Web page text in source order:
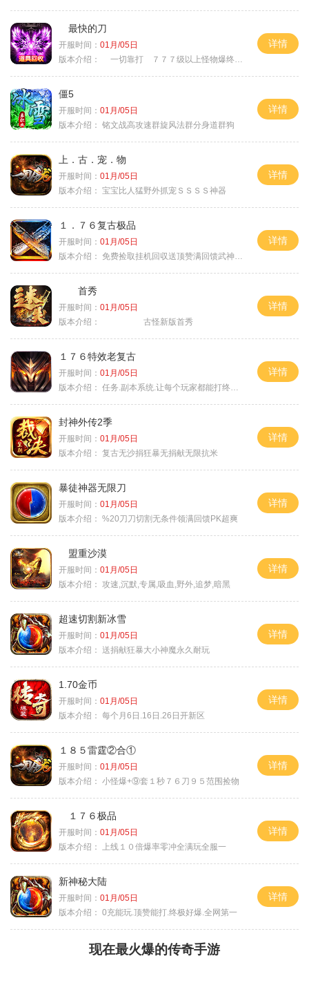
最快的刀
开服时间： 01月/05日
版本介绍：
一切靠打 ７７７级以上怪物爆终极
详情
僵5
开服时间： 01月/05日
版本介绍： 铭文战高攻速群旋风法群分身道群狗
详情
上．古．宠．物
开服时间： 01月/05日
版本介绍： 宝宝比人猛野外抓宠ＳＳＳＳ神器
详情
１．７６复古极品
开服时间： 01月/05日
版本介绍： 免费捡取挂机回収送顶赞满回馈武神之力
详情
首秀
开服时间： 01月/05日
版本介绍：
古怪新版首秀
详情
１７６特效老复古
开服时间： 01月/05日
版本介绍： 任务.副本系统.让每个玩家都能打终极BOSS
详情
封神外传2季
开服时间： 01月/05日
版本介绍： 复古无沙捐狂暴无捐献无限抗米
详情
暴徒神器无限刀
开服时间： 01月/05日
版本介绍： %20刀刀切割无条件领满回馈PK超爽
详情
盟重沙漠
开服时间： 01月/05日
版本介绍： 攻速,沉默,专属,吸血,野外,追梦,暗黑
详情
超速切割新冰雪
开服时间： 01月/05日
版本介绍： 送捐献狂暴大小神魔永久耐玩
详情
1.70金币
开服时间： 01月/05日
版本介绍： 每个月6日.16日.26日开新区
详情
１８５雷霆②合①
开服时间： 01月/05日
版本介绍： 小怪爆+⑨套１秒７６刀９５范围捡物
详情
１７６极品
开服时间： 01月/05日
版本介绍：
上线１０倍爆率零冲全满玩全服一
详情
新神秘大陆
开服时间： 01月/05日
版本介绍： 0充能玩.顶赞能打.终极好爆.全网第一
详情
现在最火爆的传奇手游